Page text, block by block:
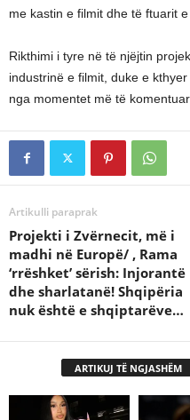
me kastin e filmit dhe të ftuarit e
Rikthimi i tyre në të njëjtin
industrinë e filmit, duke e
nga momentet më të
Artikulli paraprak
Projekti i Zvërnecit, më i
madhi në Europë/ , Rama
‘rrëshket’ sërish: Injorantë
dhe sharlatanë! Shqipëria
nuk është e shqiptarëve…
ARTIKUJ TË NGJASHËM